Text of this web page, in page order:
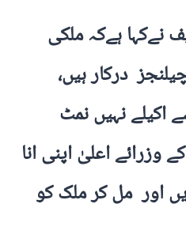
نےکہا ہےکہ ملکی
درکار ہیں،
اکیلے نہیں نمٹ
اعلیٰ اپنی انا
اور مل کر ملک کو